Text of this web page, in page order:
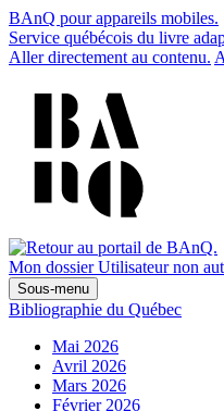
BAnQ pour appareils mobiles.
Service québécois du livre
Aller directement au contenu.
Mon dossier Utilisateur non
Sous-menu
Bibliographie du Québec
Mai 2026
Avril 2026
Mars 2026
Février 2026